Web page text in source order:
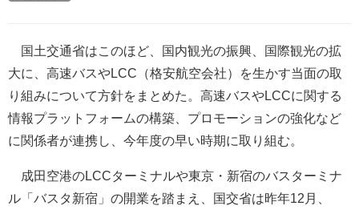
国土交通省はこのほど、国内観光の振興、国際観光の拡
大に、高速バスやLCC（格安航空会社）を生かす当面の取
り組みについて方針をまとめた。高速バスやLCCに関する
情報プラットフォームの構築、プロモーションの強化など
に関係者が連携し、今年度の早い時期に取り組む。
成田空港のLCCターミナルや東京・新宿のバスターミナ
ル「バスタ新宿」の開業を踏まえ、国交省は昨年12月、